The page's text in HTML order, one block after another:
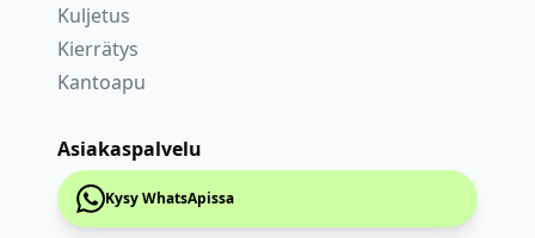
Kuljetus
Kierrätys
Kantoapu
Asiakaspalvelu
Kysy WhatsApissa